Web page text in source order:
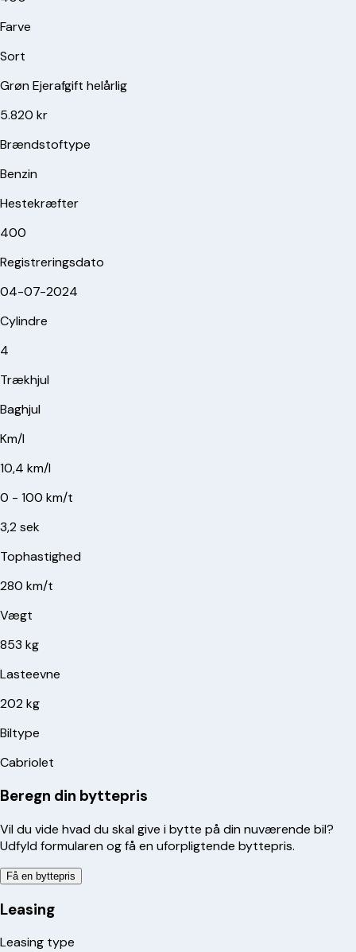
Farve
Sort
Grøn Ejerafgift helårlig
5.820 kr
Brændstoftype
Benzin
Hestekræfter
400
Registreringsdato
04-07-2024
Cylindre
4
Trækhjul
Baghjul
Km/l
10,4 km/l
0 - 100 km/t
3,2 sek
Tophastighed
280 km/t
Vægt
853 kg
Lasteevne
202 kg
Biltype
Cabriolet
Beregn din byttepris
Vil du vide hvad du skal give i bytte på din nuværende bil?
Udfyld formularen og få en uforpligtende byttepris.
Få en byttepris
Leasing
Leasing type